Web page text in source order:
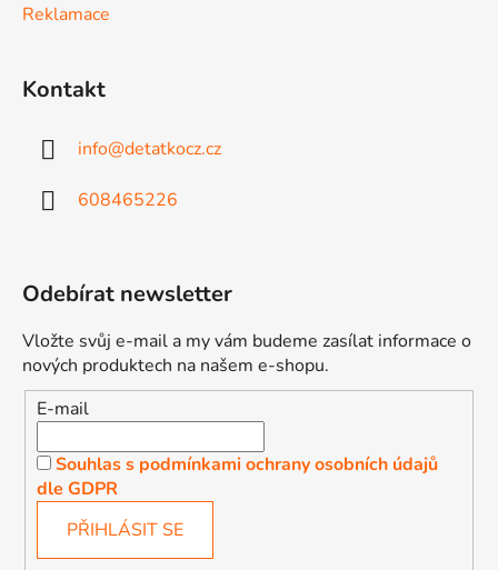
Reklamace
Kontakt
info@detatkocz.cz
608465226
Odebírat newsletter
Vložte svůj e-mail a my vám budeme zasílat informace o
nových produktech na našem e-shopu.
E-mail
Souhlas s podmínkami ochrany osobních údajů
dle GDPR
PŘIHLÁSIT SE